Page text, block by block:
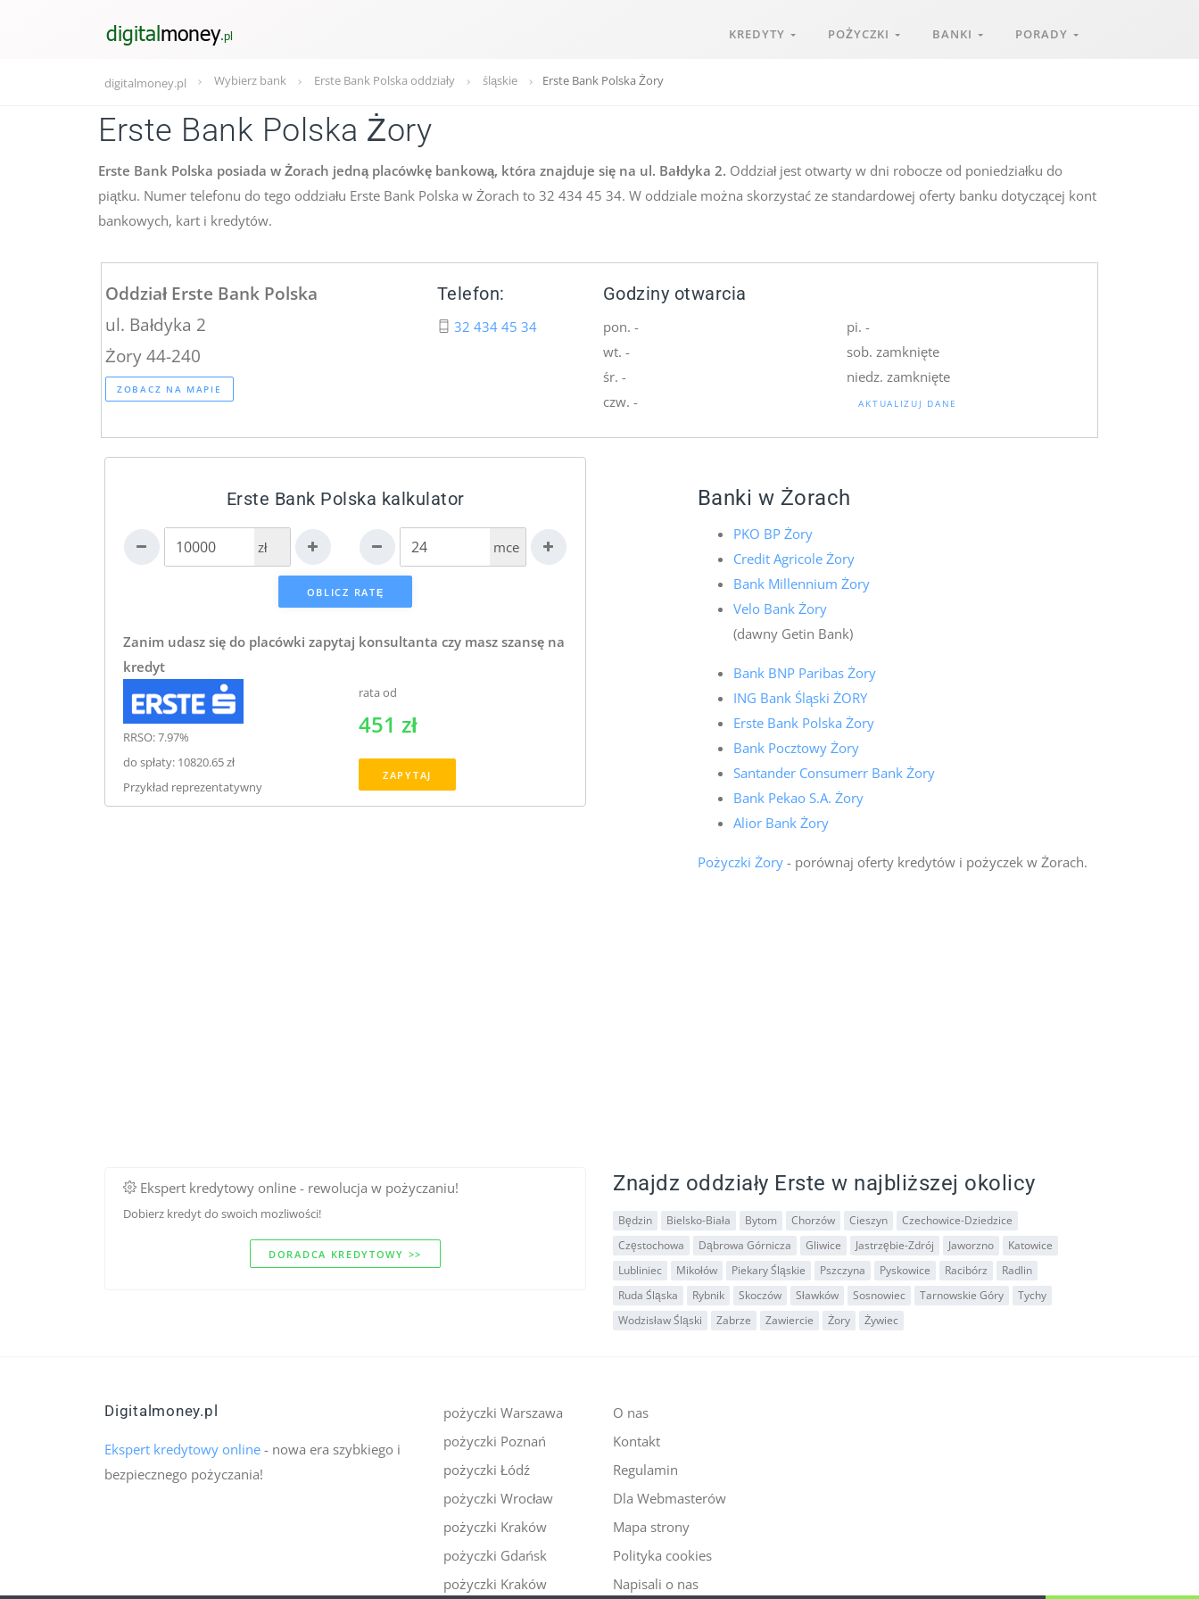
KREDYTY POŻYCZKI BANKI PORADY
digitalmoney.pl Wybierz bank Erste Bank Polska oddziały śląskie Erste Bank Polska Żory
Erste Bank Polska Żory
Erste Bank Polska posiada w Żorach jedną placówkę bankową, która znajduje się na ul. Bałdyka 2. Oddział jest otwarty w dni robocze od poniedziałku do
piątku. Numer telefonu do tego oddziału Erste Bank Polska w Żorach to 32 434 45 34. W oddziale można skorzystać ze standardowej oferty banku dotyczącej kont
bankowych, kart i kredytów.
Oddział Erste Bank Polska
ul. Bałdyka 2
Żory 44-240
ZOBACZ NA MAPIE
Telefon:
32 434 45 34
Godziny otwarcia
pon. -
wt. -
śr. -
czw. -
pi. -
sob. zamknięte
niedz. zamknięte
AKTUALIZUJ DANE
Erste Bank Polska kalkulator
zł mce
Zanim udasz się do placówki zapytaj konsultanta czy masz szansę na
kredyt
RRSO: 7.97%
do spłaty: 10820.65 zł
Przykład reprezentatywny
rata od
451 zł
ZAPYTAJ
Banki w Żorach
PKO BP Żory
Credit Agricole Żory
Bank Millennium Żory
Velo Bank Żory
(dawny Getin Bank)
Bank BNP Paribas Żory
ING Bank Śląski ŻORY
Erste Bank Polska Żory
Bank Pocztowy Żory
Santander Consumerr Bank Żory
Bank Pekao S.A. Żory
Alior Bank Żory
Pożyczki Żory- porównaj oferty kredytów i pożyczek w Żorach.
Ekspert kredytowy online - rewolucja w pożyczaniu!
Dobierz kredyt do swoich mozliwości!
DORADCA KREDYTOWY >>
Znajdz oddziały Erste w najbliższej okolicy
Będzin Bielsko-Biała Bytom Chorzów Cieszyn
Czechowice-Dziedzice
Częstochowa
Dąbrowa Górnicza Gliwice Jastrzębie-Zdrój Jaworzno
Katowice
Lubliniec
Mikołów Piekary Śląskie Pszczyna Pyskowice Racibórz
Radlin
Ruda Śląska
Rybnik Skoczów Sławków Sosnowiec Tarnowskie Góry
Tychy
Wodzisław Śląski
Zabrze Zawiercie Żory Żywiec
pożyczki Warszawa
pożyczki Poznań
pożyczki Łódź
pożyczki Wrocław
pożyczki Kraków
pożyczki Gdańsk
pożyczki Kraków
O nas
Kontakt
Regulamin
Dla Webmasterów
Mapa strony
Polityka cookies
Napisali o nas
Digitalmoney.pl
Ekspert kredytowy online - nowa era szybkiego i
bezpiecznego pożyczania!